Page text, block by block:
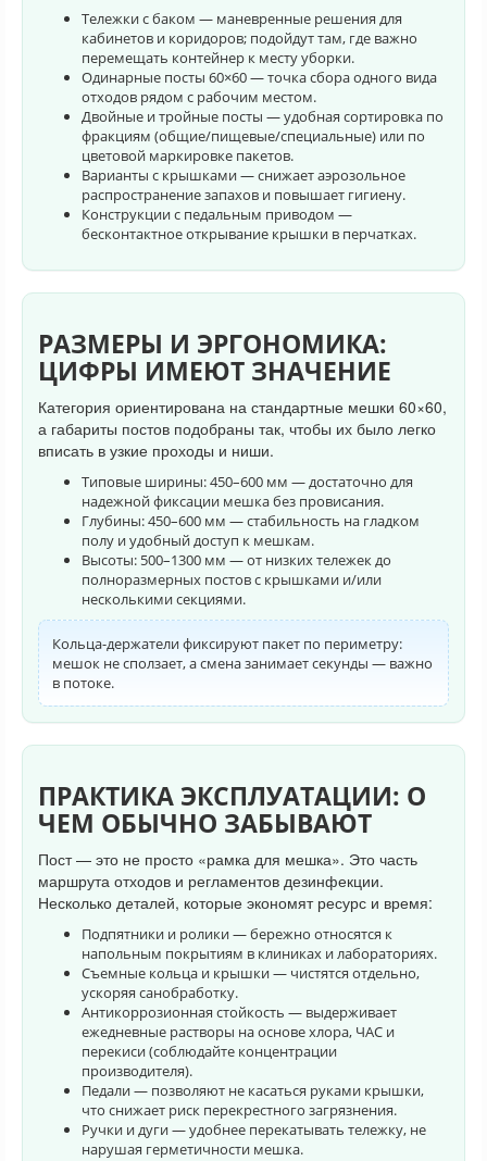
Тележки с баком — маневренные решения для
кабинетов и коридоров; подойдут там, где важно
перемещать контейнер к месту уборки.
Одинарные посты 60×60 — точка сбора одного вида
отходов рядом с рабочим местом.
Двойные и тройные посты — удобная сортировка по
фракциям (общие/пищевые/специальные) или по
цветовой маркировке пакетов.
Варианты с крышками — снижает аэрозольное
распространение запахов и повышает гигиену.
Конструкции с педальным приводом —
бесконтактное открывание крышки в перчатках.
РАЗМЕРЫ И ЭРГОНОМИКА:
ЦИФРЫ ИМЕЮТ ЗНАЧЕНИЕ
Категория ориентирована на стандартные мешки 60×60,
а габариты постов подобраны так, чтобы их было легко
вписать в узкие проходы и ниши.
Типовые ширины: 450–600 мм — достаточно для
надежной фиксации мешка без провисания.
Глубины: 450–600 мм — стабильность на гладком
полу и удобный доступ к мешкам.
Высоты: 500–1300 мм — от низких тележек до
полноразмерных постов с крышками и/или
несколькими секциями.
Кольца-держатели фиксируют пакет по периметру:
мешок не сползает, а смена занимает секунды — важно
в потоке.
ПРАКТИКА ЭКСПЛУАТАЦИИ: О
ЧЕМ ОБЫЧНО ЗАБЫВАЮТ
Пост — это не просто «рамка для мешка». Это часть
маршрута отходов и регламентов дезинфекции.
Несколько деталей, которые экономят ресурс и время:
Подпятники и ролики — бережно относятся к
напольным покрытиям в клиниках и лабораториях.
Съемные кольца и крышки — чистятся отдельно,
ускоряя санобработку.
Антикоррозионная стойкость — выдерживает
ежедневные растворы на основе хлора, ЧАС и
перекиси (соблюдайте концентрации
производителя).
Педали — позволяют не касаться руками крышки,
что снижает риск перекрестного загрязнения.
Ручки и дуги — удобнее перекатывать тележку, не
нарушая герметичности мешка.